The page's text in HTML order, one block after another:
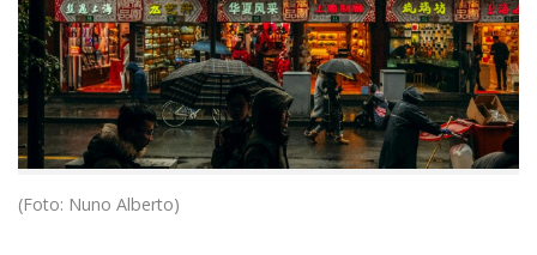
(Foto: Nuno Alberto)